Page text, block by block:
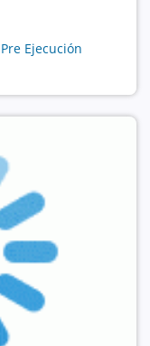
Ejecución